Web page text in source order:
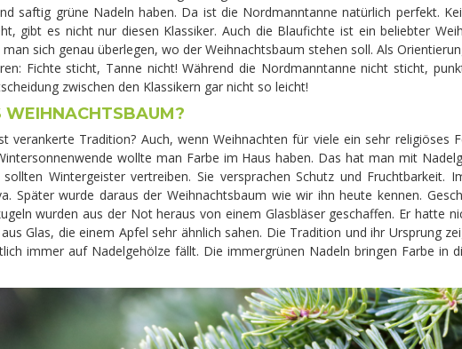
saftig grüne Nadeln haben. Da ist die Nordmanntanne natürlich perfekt.
gibt es nicht nur diesen Klassiker. Auch die Blaufichte ist ein beliebter
sich genau überlegen, wo der Weihnachtsbaum stehen soll. Als
Fichte sticht, Tanne nicht! Während die Nordmanntanne nicht sticht,
zwischen den Klassikern gar nicht so leicht!
WEIHNACHTSBAUM?
Tradition? Auch, wenn Weihnachten für viele ein sehr religiöses
wollte man Farbe im Haus haben. Das hat man mit
Wintergeister vertreiben. Sie versprachen Schutz und Fruchtbarkeit.
Später wurde daraus der Weihnachtsbaum wie wir ihn heute kennen.
wurden aus der Not heraus von einem Glasbläser geschaffen. Er hatte
Glas, die einem Apfel sehr ähnlich sahen. Die Tradition und ihr Ursprung
immer auf Nadelgehölze fällt. Die immergrünen Nadeln bringen Farbe in